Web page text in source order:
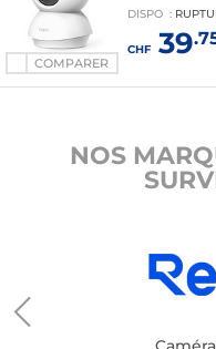
COMPARER
DISPO :
CHF39
NOS